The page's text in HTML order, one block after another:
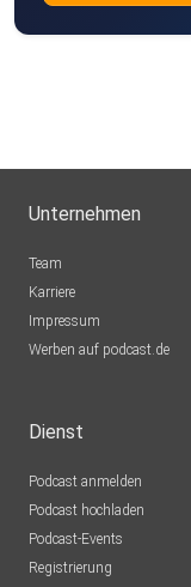
Unternehmen
Team
Karriere
Impressum
Werben auf podcast.de
Dienst
Podcast anmelden
Podcast hochladen
Podcast-Events
Registrierung